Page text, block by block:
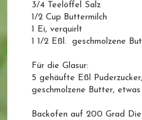
3/4 Teelöffel Salz
1/2 Cup Buttermilch
1 Ei, verquirlt
1 1/2 Eßl. geschmolzene
Für die Glasur:
5 gehäufte Eßl
geschmolzene Butter,
Backofen auf 200 Grad